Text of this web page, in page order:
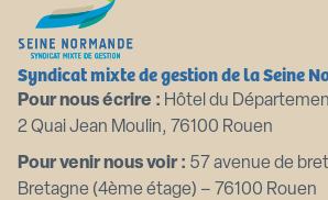
Syndicat mixte de gestion de la Seine
Pour nous écrire : Hôtel du
2 Quai Jean Moulin, 76100 Rouen
Pour venir nous voir : 57 avenue de
Bretagne (4ème étage) – 76100 Rouen